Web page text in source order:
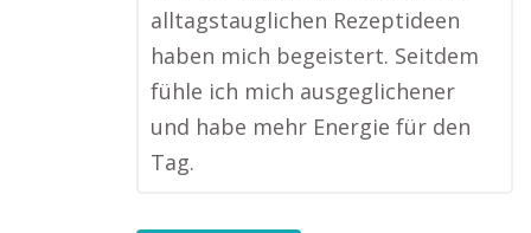
alltagstauglichen Rezeptideen
haben mich begeistert. Seitdem
fühle ich mich ausgeglichener
und habe mehr Energie für den
Tag.